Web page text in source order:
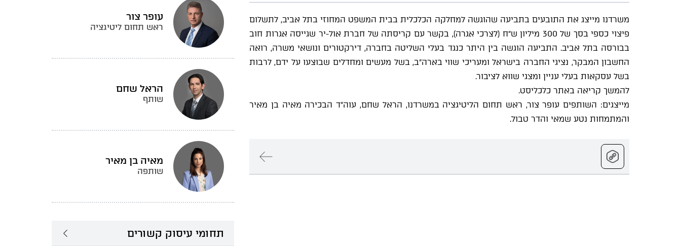
משרדנו מייצג את התובעים בתביעה שהוגשה למחלקה הכלכלית בבית המשפט המחוזי בתל אביב, לתשלום
פיצוי כספי בסך של 300 מיליון ש"ח (לצרכי אגרה), בקשר עם קריסתה של חברת אול-יר שגייסה אגרות חוב
בבורסה בתל אביב. התביעה הוגשה בין היתר כנגד בעלי השליטה בחברה, דירקטורים ונושאי משרה, רואה
החשבון המבקר, נציגי החברה בישראל ומעריכי שווי בארה"ב, בשל מעשים ומחדלים שבוצעו על ידם, לרבות
בשל עסקאות בעלי עניין ומצגי שווא לציבור.
להמשך קריאה באתר כלכליסט.
מייצגים: השותפים עופר צור, ראש תחום הליטיגציה במשרדנו, הראל שחם, עוה"ד הבכירה מאיה בן מאיר
והמתמחות נטע שמאי והדר טבול.
עופר צור
ראש תחום ליטיגציה
הראל שחם
שותף
מאיה בן מאיר
שותפה
תחומי עיסוק קשורים